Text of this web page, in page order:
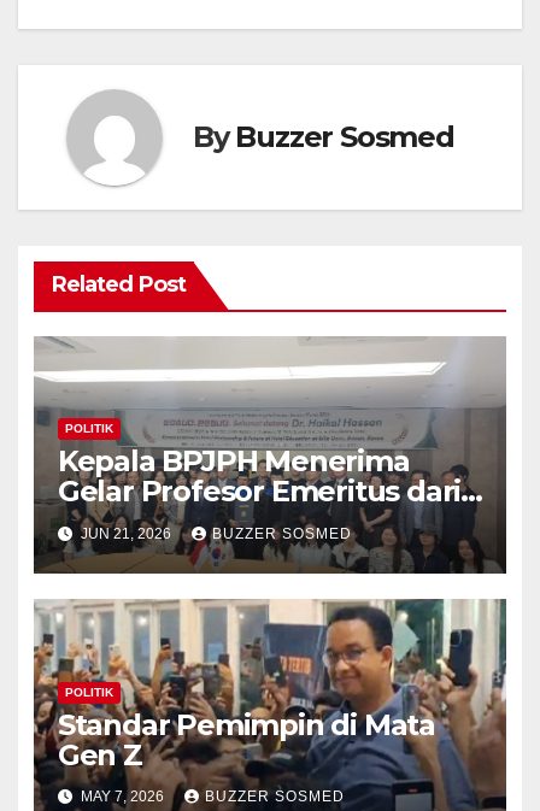
ByBuzzer Sosmed
Related Post
POLITIK
Kepala BPJPH Menerima
Gelar Profesor Emeritus dari
Silla University, Busan Korsel
JUN 21, 2026 BUZZER SOSMED
POLITIK
Standar Pemimpin di Mata
Gen Z
MAY 7, 2026 BUZZER SOSMED